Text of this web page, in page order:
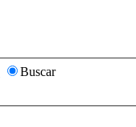
Buscar